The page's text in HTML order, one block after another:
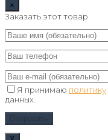
×
Заказать этот товар
Я принимаю политику
данных.